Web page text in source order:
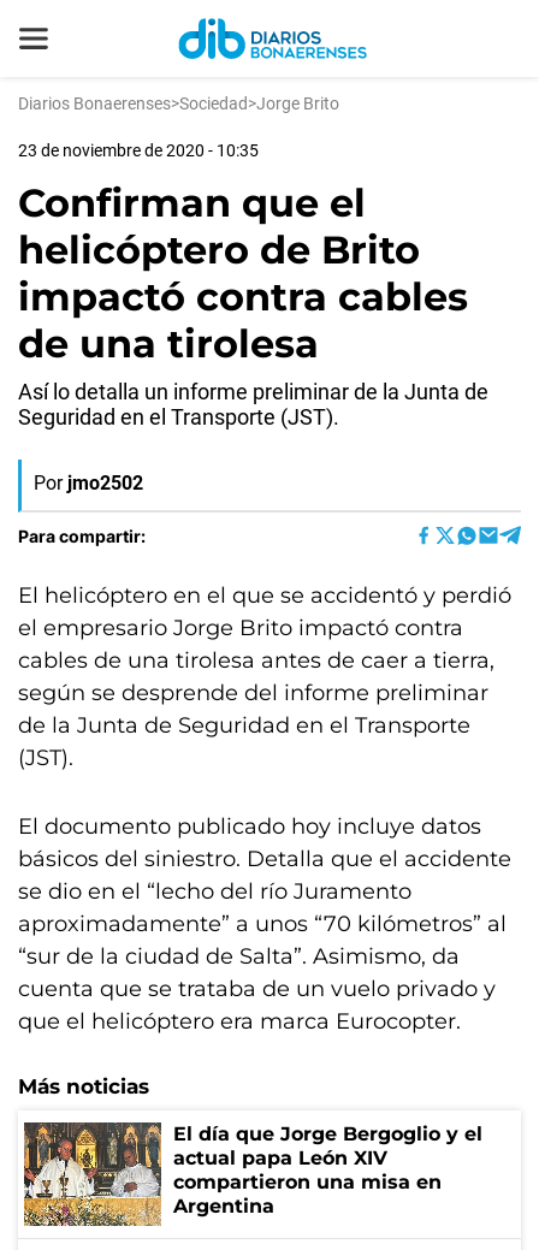
Diarios Bonaerenses>Sociedad>Jorge Brito
23 de noviembre de 2020 - 10:35
Confirman que el
helicóptero de Brito
impactó contra cables
de una tirolesa
Así lo detalla un informe preliminar de la Junta de
Seguridad en el Transporte (JST).
Por jmo2502
Para compartir:
El helicóptero en el que se accidentó y perdió
el empresario Jorge Brito impactó contra
cables de una tirolesa antes de caer a tierra,
según se desprende del informe preliminar
de la Junta de Seguridad en el Transporte
(JST).
El documento publicado hoy incluye datos
básicos del siniestro. Detalla que el accidente
se dio en el “lecho del río Juramento
aproximadamente” a unos “70 kilómetros” al
“sur de la ciudad de Salta”. Asimismo, da
cuenta que se trataba de un vuelo privado y
que el helicóptero era marca Eurocopter.
Más noticias
El día que Jorge Bergoglio y el
actual papa León XIV
compartieron una misa en
Argentina